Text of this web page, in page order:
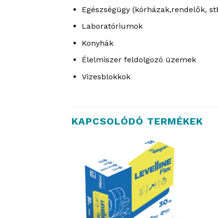
Egészségügy (kórházak,rendelők,
Laboratóriumok
Konyhák
Élelmiszer feldolgozó üzemek
Vizesblokkok
KAPCSOLÓDÓ TERMÉKEK